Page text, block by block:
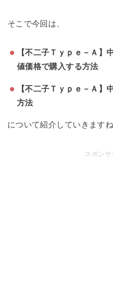
そこで今回は、
【不二子Ｔｙｐｅ－Ａ】
値価格で購入する方法
【不二子Ｔｙｐｅ－Ａ】
方法
について紹介していきますね
スポンサ